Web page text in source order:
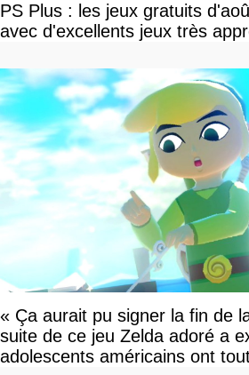
PS Plus : les jeux gratuits
avec d'excellents jeux très
« Ça aurait pu signer la fin de
suite de ce jeu Zelda adoré a
adolescents américains ont